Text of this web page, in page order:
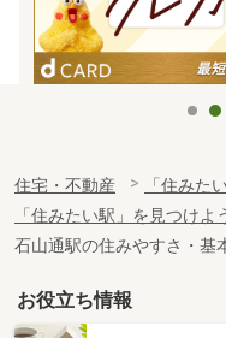
住宅・不動産
「住みた
「住みたい駅」を見つけよ
石山通駅の住みやすさ・基
お役立ち情報